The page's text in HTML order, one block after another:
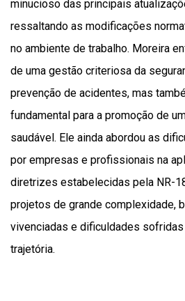
minucioso das principais
ressaltando as modificações
no ambiente de trabalho. Moreira
de uma gestão criteriosa da
prevenção de acidentes, mas
fundamental para a promoção de
saudável. Ele ainda abordou as
por empresas e profissionais na
diretrizes estabelecidas pela NR-
projetos de grande complexidade,
vivenciadas e dificuldades
trajetória.